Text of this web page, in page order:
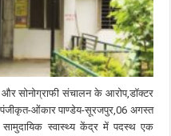
सोनोग्राफी संचालन के आरोप,डॉक्टर
पंजीकृत-ओंकार पाण्डेय-सूरजपुर,06 अगस्त
स्वास्थ्य केंद्र में पदस्थ एक